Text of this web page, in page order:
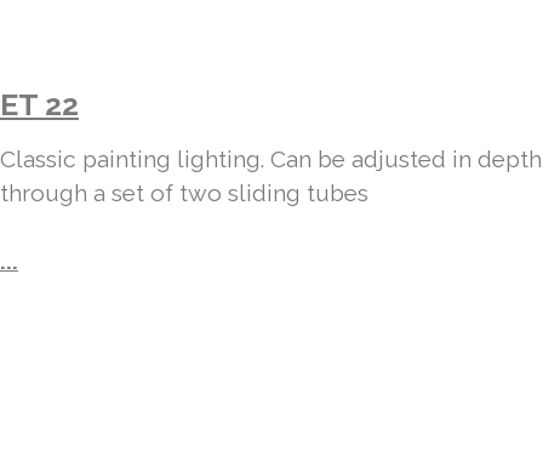
ET 22
Classic painting lighting. Can be adjusted in depth
through a set of two sliding tubes
...